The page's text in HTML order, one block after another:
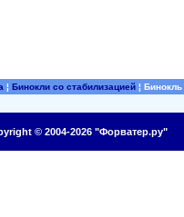
¦ Бинокли со стабилизацией ¦
© 2004-2026 "Форватер.ру"